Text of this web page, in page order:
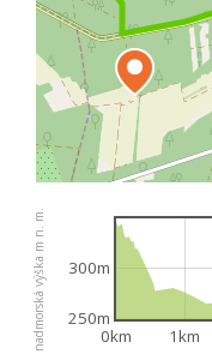
nadmorská výška m n. m. 0km 1km
250m
300m